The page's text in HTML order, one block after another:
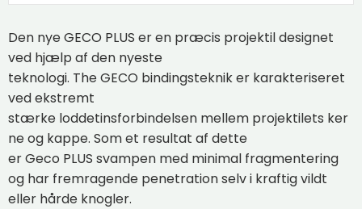
Den nyeGECO PLUS eren præcis projektildesignet
ved hjælp af den nyeste
teknologi. TheGECO bindingstekniker karakteriseret
vedekstremt
stærke loddetinsforbindelsen mellem projektilets ker
ne og kappe. Somet resultat af dette
erGeco PLUS svampen med minimal fragmentering
og har fremragende penetrationselvi kraftig vildt
eller hårde knogler.